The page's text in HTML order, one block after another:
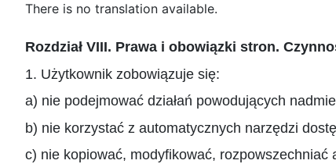
There is no translation available.
Rozdział VIII. Prawa i obowiązki stron.
1. Użytkownik zobowiązuje się:
a) nie podejmować działań powodujących
b) nie korzystać z automatycznych narzędzi
c) nie kopiować, modyfikować,